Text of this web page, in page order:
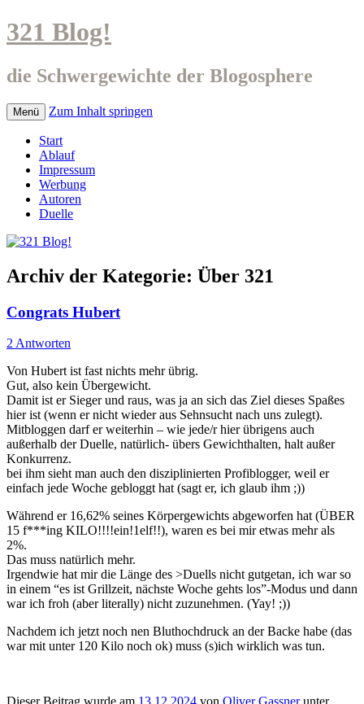
321 Blog!
die Schwergewichte der Blogosphere
Menü Zum Inhalt springen
Start
Ablauf
Impressum
Werbung
Autoren
Duelle
Archiv der Kategorie: Über 321
Congrats Hubert
2 Antworten
Von Hubert ist fast nichts mehr übrig.
Gut, also kein Übergewicht.
Damit ist er Sieger und raus, was ja an sich das Ziel dieses Spaßes
hier ist (wenn er nicht wieder aus Sehnsucht nach uns zulegt).
Mitbloggen darf er weiterhin – wie jede/r hier übrigens auch
außerhalb der Duelle, natürlich- übers Gewichthalten, halt außer
Konkurrenz.
bei ihm sieht man auch den disziplinierten Profiblogger, weil er
einfach jede Woche gebloggt hat (sagt er, ich glaub ihm ;))
Während er 16,62% seines Körpergewichts abgeworfen hat (ÜBER
15 f***ing KILO!!!!ein!1elf!!), waren es bei mir etwas mehr als
2%.
Das muss natürlich mehr.
Irgendwie hat mir die Länge des >Duells nicht gutgetan, ich war so
in einem “es ist Grillzeit, nächste Woche gehts los”-Modus und dann
war ich froh (aber literally) nicht zuzunehmen. (Yay! ;))
Nachdem ich jetzt noch nen Bluthochdruck an der Backe habe (das
war mit unter 120 Kilo noch ok) muss (s)ich wirklich was tun.